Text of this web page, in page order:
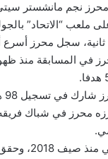
ملعب “الاتحاد”
بإحرازه 58 هدفا وصناعته لـ40 هدفا.
محرز في شباك فريقه
ويلعب